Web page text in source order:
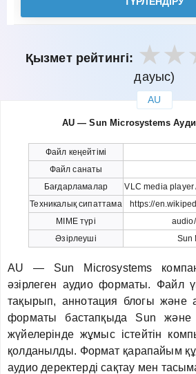
Қызмет рейтингі:
дауыс)
AU
AU — Sun Microsystems
Файл кеңейтімі
Файл санаты
Бағдарламалар
VLC media
Техникалық сипаттама
https://
MIME түрі
Әзірлеуші
Sun
AU — Sun Microsystems
әзірлеген аудио форматы. Файл
тақырып, аннотация блогы және
форматы бастапқыда Sun және
жүйелерінде жұмыс істейтін
қолданылды. Формат қарапайым
аудио деректерді сақтау мен